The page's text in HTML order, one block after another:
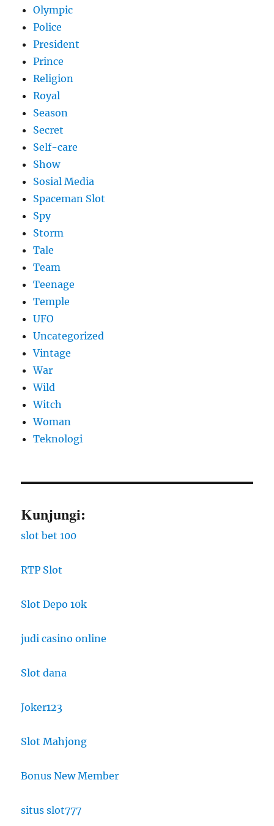
Olympic
Police
President
Prince
Religion
Royal
Season
Secret
Self-care
Show
Sosial Media
Spaceman Slot
Spy
Storm
Tale
Team
Teenage
Temple
UFO
Uncategorized
Vintage
War
Wild
Witch
Woman
​Teknologi
Kunjungi:
slot bet 100
RTP Slot
Slot Depo 10k
judi casino online
Slot dana
Joker123
Slot Mahjong
Bonus New Member
situs slot777